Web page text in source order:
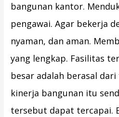
bangunan kantor.
pengawai. Agar bekerja
nyaman, dan aman.
yang lengkap. Fasilitas
besar adalah berasal
kinerja bangunan itu
tersebut dapat tercapai.